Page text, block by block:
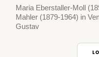
Maria Eberstaller-Moll
Mahler (1879-1964) in
Gustav